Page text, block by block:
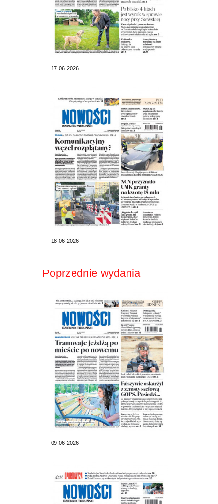
17.06.2026
18.06.2026
Poprzednie wydania
09.06.2026